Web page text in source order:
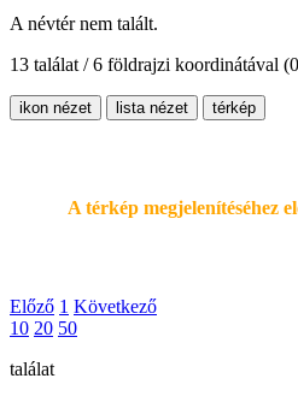
A névtér nem talált.
13 találat / 6 földrajzi koordinátával
ikon nézet lista nézet térkép
A térkép megjelenítéséhez
Előző 1 Következő
10 20 50
találat